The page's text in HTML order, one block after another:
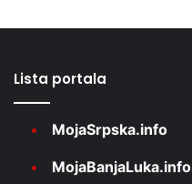
Lista portala
MojaSrpska.info
MojaBanjaLuka.info